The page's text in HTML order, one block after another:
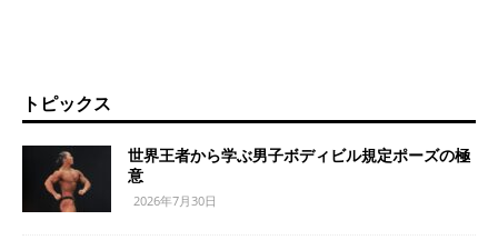
トピックス
世界王者から学ぶ男子ボディビル規定ポーズの極
意
2026年7月30日